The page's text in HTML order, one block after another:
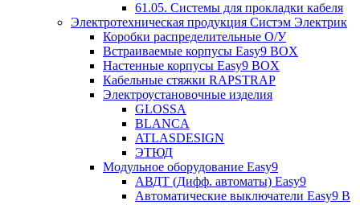
61.05. Системы для прокладки кабеля
Электротехническая продукция Систэм Электрик
Коробки распределительные О/У
Встраиваемые корпусы Easy9 BOX
Настенные корпусы Easy9 BOX
Кабельные стяжки RAPSTRAP
Электроустановочные изделия
GLOSSA
BLANCA
ATLASDESIGN
ЭТЮД
Модульное оборудование Easy9
АВДТ (Дифф. автоматы) Easy9
Автоматические выключатели Easy9 В